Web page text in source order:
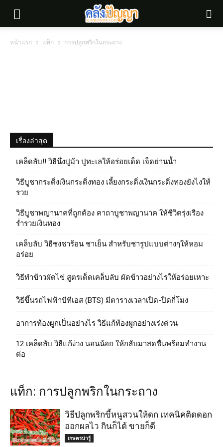
หน้าแรก แท็ก การปลูกพริกในกระถาง
แท็ก: การปลูกพริกในกระถาง
วิธีปลูกพริกขี้หนูสวนให้ดก เทคนิคติดดอก
ออกผลไว กินก็ได้ ขายก็ดี
เกษตรน่ารู้
เรื่องล่าสุด
เคล็ดลับ!! วิธีนึ่งปูม้า ปูทะเลให้อร่อยเด็ด เจ็ดย่านน้ำ
วิธีบูชากระดิ่งเงินกระดิ่งทอง เลี้ยงกระดิ่งเงินกระดิ่งทองยังไงให้
รวย
วิธีบูชาพญานาคที่ถูกต้อง คาถาบูชาพญานาค ให้ชีวิตรุ่งเรือง
ร่ำรวยเงินทอง
เคล็บลับ วิธีชงชาร้อน ชาเย็น สำหรับชารูปแบบต่างๆให้หอม
อร่อย
วิธีทําข้าวผัดไข่ สูตรเด็ดเคล็บลับ ผัดข้าวอย่างไรให้อร่อยเหาะ
วิธีขึ้นรถไฟฟ้าบีทีเอส (BTS) มีตารางเวลาเปิด-ปิดกี่โมง
อาการท้องผูกเป็นอย่างไร วิธีแก้ท้องผูกอย่างเร่งด่วน
12 เคล็ดลับ วิธีแก้ง่วง นอนน้อย ให้กลับมาสดชื่นพร้อมทำงาน
ต่อ